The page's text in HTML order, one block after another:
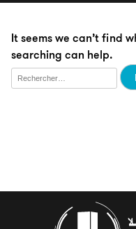
It seems we can’t find
searching can help.
Rechercher :